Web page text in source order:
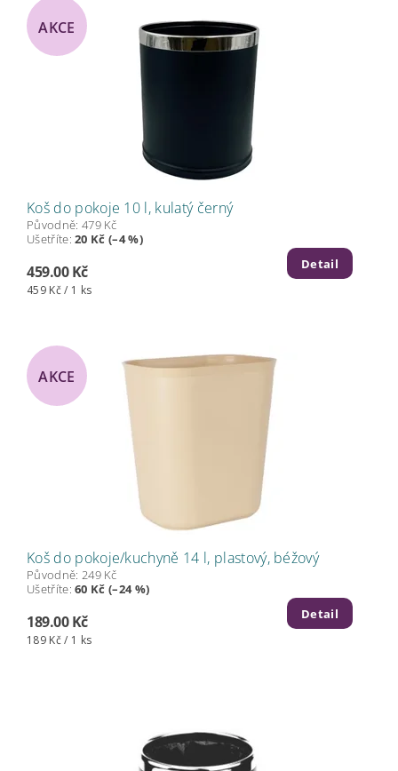
AKCE
Koš do pokoje 10 l, kulatý černý
Původně: 479 Kč
Ušetříte:20 Kč (–4 %)
459.00 Kč
459 Kč / 1 ks
Detail
AKCE
Koš do pokoje/kuchyně 14 l, plastový, béžový
Původně: 249 Kč
Ušetříte:60 Kč (–24 %)
189.00 Kč
189 Kč / 1 ks
Detail